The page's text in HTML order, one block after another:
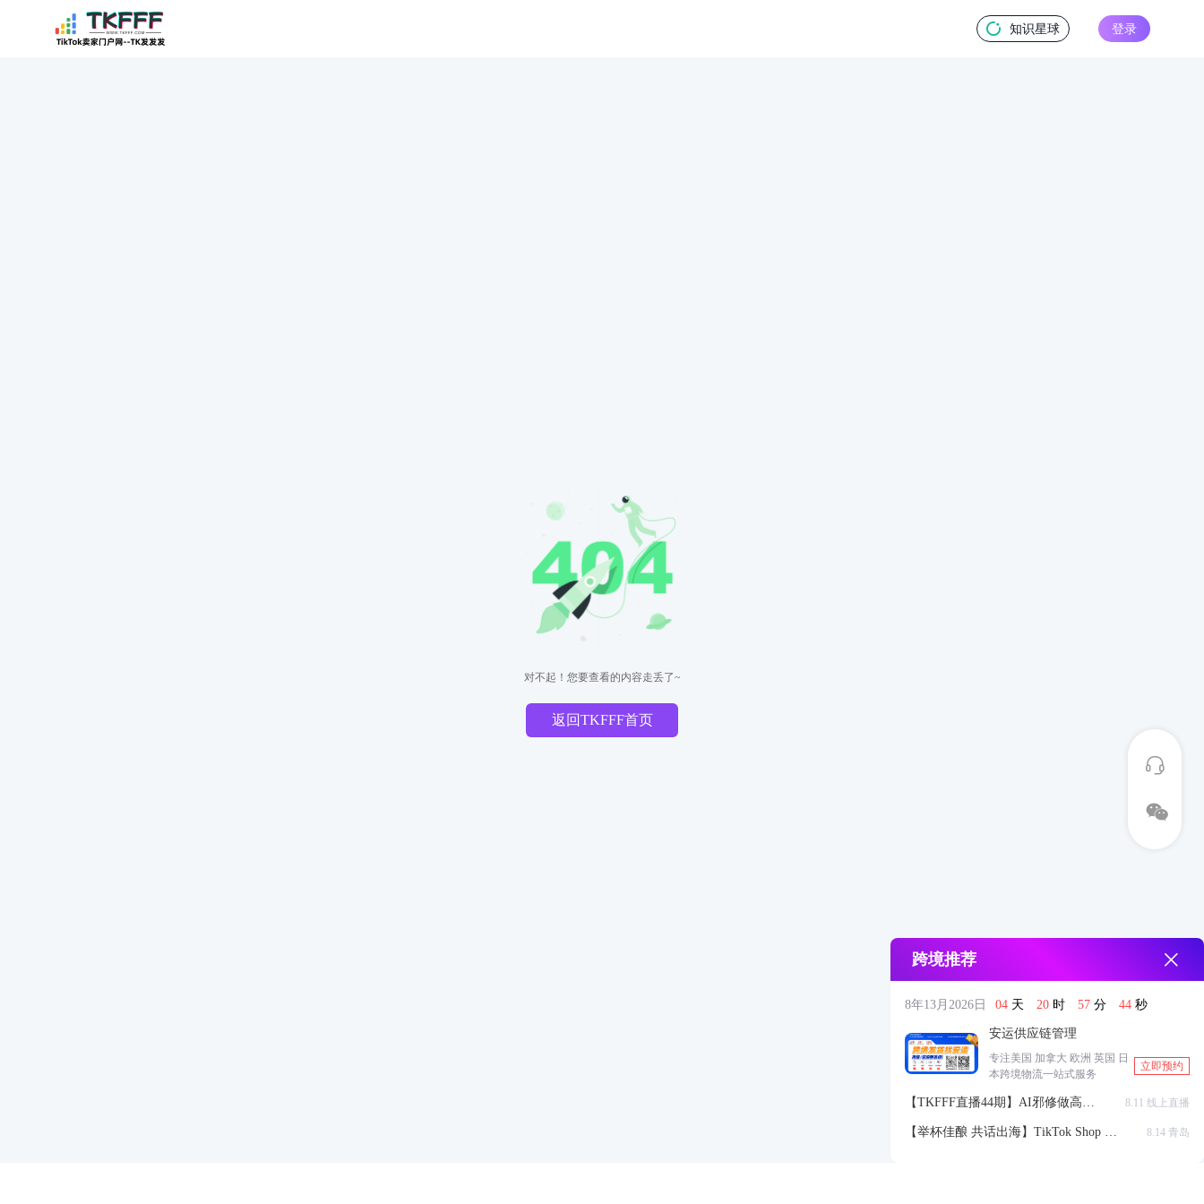
知识星球 登录
对不起！您要查看的内容走丢了~
返回TKFFF首页
跨境推荐
8年13月2026日 04 天 20 时 57 分 44 秒
安运供应链管理
专注美国 加拿大 欧洲 英国 日
本跨境物流一站式服务
立即预约
【TKFFF直播44期】AI邪修做高点
带货视频
8.11 线上直播
【举杯佳酿 共话出海】TikTok Shop 全
8.14 青岛